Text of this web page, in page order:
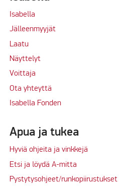
Isabella
Jälleenmyyjät
Laatu
Näyttelyt
Voittaja
Ota yhteyttä
Isabella Fonden
Apua ja tukea
Hyviä ohjeita ja vinkkejä
Etsi ja löydä A-mitta
Pystytysohjeet/runkopiirustukset